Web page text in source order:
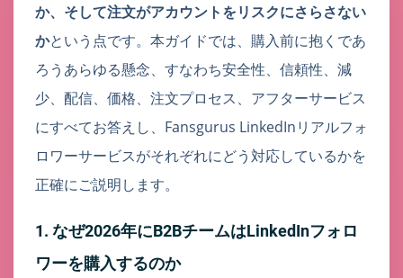
か、そして注文がアカウントをリスクにさらさない
かという点です。本ガイドでは、購入前に抱くであ
ろうあらゆる懸念、すなわち安全性、信頼性、減
少、配信、価格、注文プロセス、アフターサービス
にすべてお答えし、Fansgurus LinkedInリアルフォ
ロワーサービスがそれぞれにどう対応しているかを
正確にご説明します。
1. なぜ2026年にB2BチームはLinkedInフォロ
ワーを購入するのか